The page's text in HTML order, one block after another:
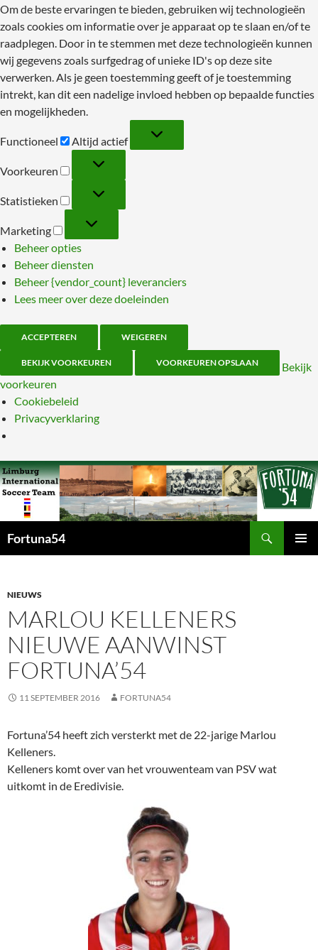
Om de beste ervaringen te bieden, gebruiken wij technologieën
zoals cookies om informatie over je apparaat op te slaan en/of te
raadplegen. Door in te stemmen met deze technologieën kunnen
wij gegevens zoals surfgedrag of unieke ID's op deze site
verwerken. Als je geen toestemming geeft of je toestemming
intrekt, kan dit een nadelige invloed hebben op bepaalde functies
en mogelijkheden.
Functioneel
Altijd actief
Voorkeuren
Statistieken
Marketing
Beheer opties
Beheer diensten
Beheer {vendor_count} leveranciers
Lees meer over deze doeleinden
ACCEPTEREN WEIGEREN
BEKIJK VOORKEUREN VOORKEUREN OPSLAAN
Bekijk
voorkeuren
Cookiebeleid
Privacyverklaring
Fortuna54
INHOUD
NIEUWS
MARLOU KELLENERS
NIEUWE AANWINST
FORTUNA’54
11 SEPTEMBER 2016 FORTUNA54
Fortuna’54 heeft zich versterkt met de 22-jarige Marlou
Kelleners.
Kelleners komt over van het vrouwenteam van PSV wat
uitkomt in de Eredivisie.